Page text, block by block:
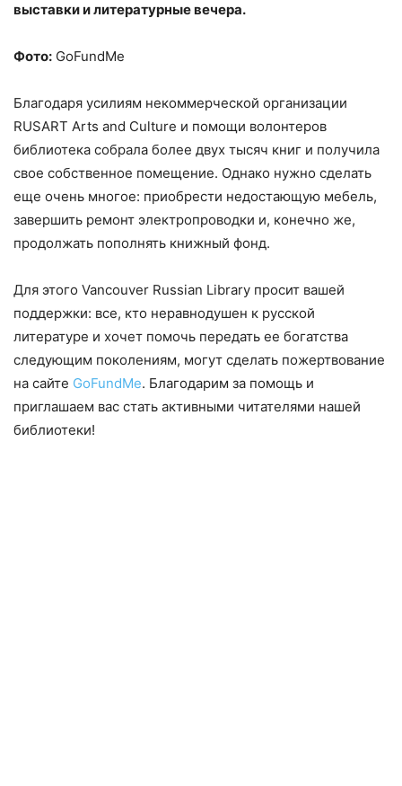
выставки и литературные вечера.
Фото: GoFundMe
Благодаря усилиям некоммерческой организации
RUSART Arts and Culture и помощи волонтеров
библиотека собрала более двух тысяч книг и получила
свое собственное помещение. Однако нужно сделать
еще очень многое: приобрести недостающую мебель,
завершить ремонт электропроводки и, конечно же,
продолжать пополнять книжный фонд.
Для этого Vancouver Russian Library просит вашей
поддержки: все, кто неравнодушен к русской
литературе и хочет помочь передать ее богатства
следующим поколениям, могут сделать пожертвование
на сайте GoFundMe. Благодарим за помощь и
приглашаем вас стать активными читателями нашей
библиотеки!